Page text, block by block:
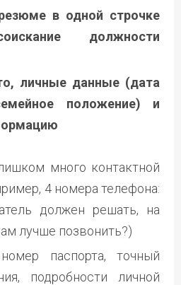
в одной строчке
должности
личные данные (дата
положение) и
много контактной
4 номера телефона:
должен решать, на
лучше позвонить?)
паспорта, точный
подробности личной